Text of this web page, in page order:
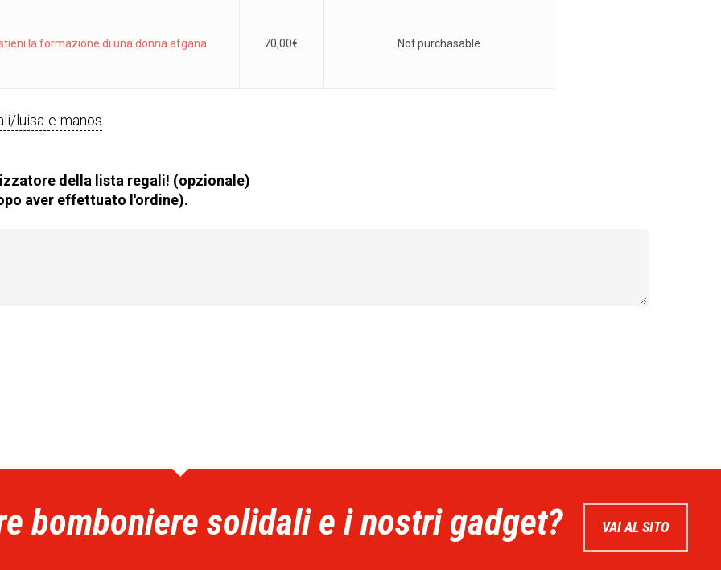
la formazione di una donna afgana 70,00€ Not purchasable
luisa-e-manos
della lista regali! (opzionale)
aver effettuato l'ordine).
bomboniere solidali e i nostri gadget? VAI AL SITO